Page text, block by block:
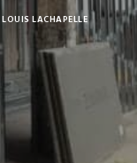
LOUIS LACHAPELLE